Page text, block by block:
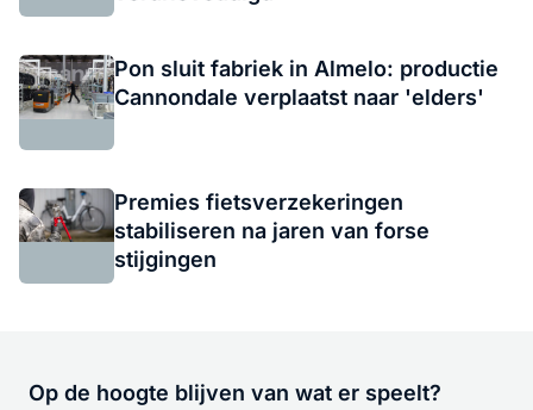
Pon sluit fabriek in Almelo: productie
Cannondale verplaatst naar 'elders'
Premies fietsverzekeringen
stabiliseren na jaren van forse
stijgingen
Op de hoogte blijven van wat er speelt?